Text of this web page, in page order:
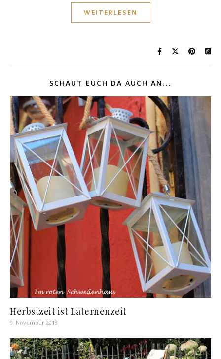
WEITERLESEN
SCHAUT EUCH DA AUCH AN...
Herbstzeit ist Laternenzeit
9. November 2018